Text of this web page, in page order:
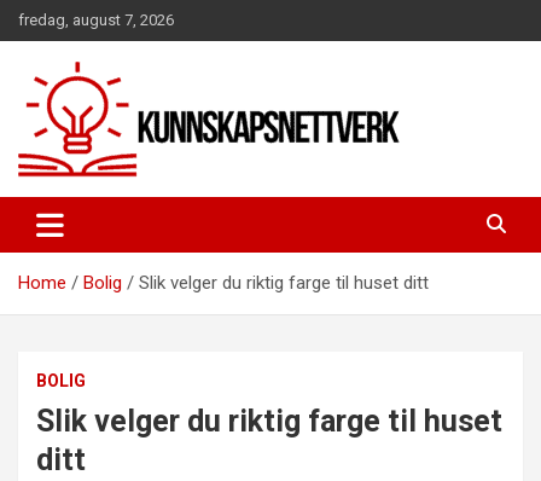
Skip
to
fredag, august 7, 2026
Home Bolig Slik velger du riktig farge til huset ditt
BOLIG
Slik velger du riktig farge til huset
ditt